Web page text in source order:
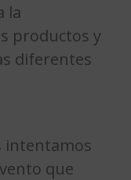
la
productos y
diferentes
intentamos
que